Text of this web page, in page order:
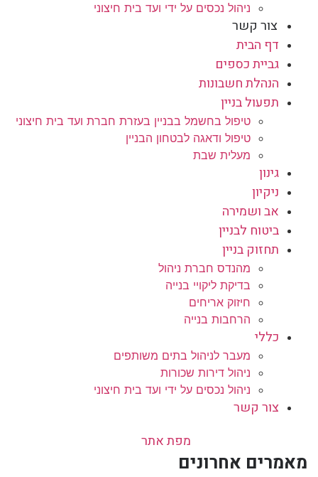
ניהול נכסים על ידי ועד בית חיצוני
צור קשר
דף הבית
גביית כספים
הנהלת חשבונות
תפעול בניין
טיפול בחשמל בבניין בעזרת חברת ועד בית חיצוני
טיפול ודאגה לבטחון הבניין
מעלית שבת
גינון
ניקיון
אב ושמירה
ביטוח לבניין
תחזוק בניין
מהנדס חברת ניהול
בדיקת ליקויי בנייה
חיזוק אריחים
הרחבות בנייה
כללי
מעבר לניהול בתים משותפים
ניהול דירות שכורות
ניהול נכסים על ידי ועד בית חיצוני
צור קשר
מפת אתר
מאמרים אחרונים